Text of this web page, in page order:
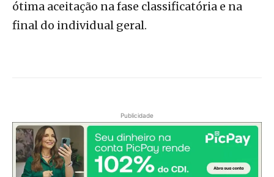
ótima aceitação na fase classificatória e na
final do individual geral.
Publicidade